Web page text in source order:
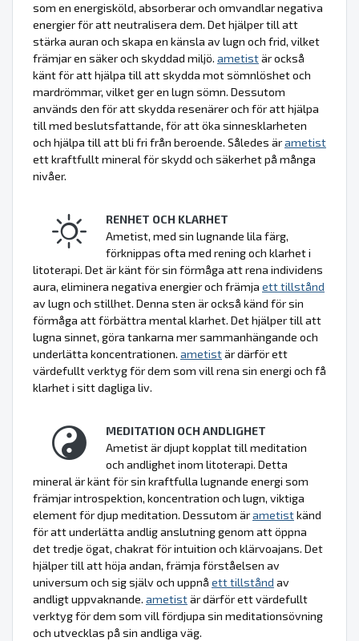
som en energisköld, absorberar och omvandlar negativa
energier för att neutralisera dem. Det hjälper till att
stärka auran och skapa en känsla av lugn och frid, vilket
främjar en säker och skyddad miljö. ametistär också
känt för att hjälpa till att skydda mot sömnlöshet och
mardrömmar, vilket ger en lugn sömn. Dessutom
används den för att skydda resenärer och för att hjälpa
till med beslutsfattande, för att öka sinnesklarheten
och hjälpa till att bli fri från beroende. Således ärametist
ett kraftfullt mineral för skydd och säkerhet på många
nivåer.
RENHET OCH KLARHET
Ametist, med sin lugnande lila färg,
förknippas ofta med rening och klarhet i
litoterapi. Det är känt för sin förmåga att rena individens
aura, eliminera negativa energier och främja ett tillstånd
av lugn och stillhet. Denna sten är också känd för sin
förmåga att förbättra mental klarhet. Det hjälper till att
lugna sinnet, göra tankarna mer sammanhängande och
underlätta koncentrationen. ametistär därför ett
värdefullt verktyg för dem som vill rena sin energi och få
klarhet i sitt dagliga liv.
MEDITATION OCH ANDLIGHET
Ametist är djupt kopplat till meditation
och andlighet inom litoterapi. Detta
mineral är känt för sin kraftfulla lugnande energi som
främjar introspektion, koncentration och lugn, viktiga
element för djup meditation. Dessutom ärametistkänd
för att underlätta andlig anslutning genom att öppna
det tredje ögat, chakrat för intuition och klärvoajans. Det
hjälper till att höja andan, främja förståelsen av
universum och sig själv och uppnå ett tillstånd av
andligt uppvaknande. ametistär därför ett värdefullt
verktyg för dem som vill fördjupa sin meditationsövning
och utvecklas på sin andliga väg.